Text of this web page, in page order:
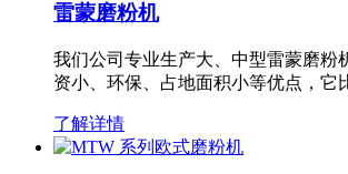
雷蒙磨粉机
我们公司专业生产大、中型雷蒙磨粉
资小、环保、占地面积小等优点，它
了解详情